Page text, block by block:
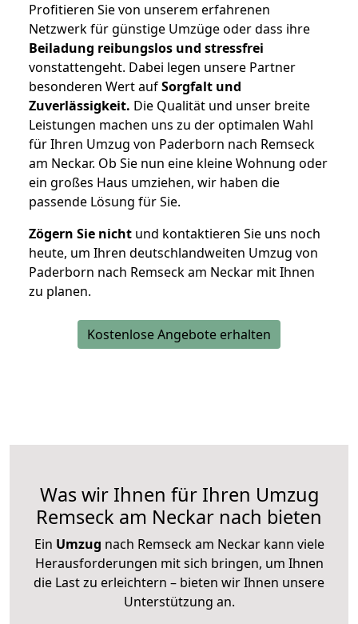
Profitieren Sie von unserem erfahrenen
Netzwerk für günstige Umzüge oder dass ihre
Beiladung reibungslos und stressfrei
vonstattengeht. Dabei legen unsere Partner
besonderen Wert aufSorgfalt und
Zuverlässigkeit. Die Qualität und unser breite
Leistungen machen uns zu der optimalen Wahl
für Ihren Umzug von Paderborn nach Remseck
am Neckar. Ob Sie nun eine kleine Wohnung oder
ein großes Haus umziehen, wir haben die
passende Lösung für Sie.
Zögern Sie nicht und kontaktieren Sie uns noch
heute, um Ihren deutschlandweiten Umzug von
Paderborn nach Remseck am Neckar mit Ihnen
zu planen.
Kostenlose Angebote erhalten
Was wir Ihnen für Ihren Umzug
Remseck am Neckar nach bieten
Ein Umzug nach Remseck am Neckar kann viele
Herausforderungen mit sich bringen, um Ihnen
die Last zu erleichtern – bieten wir Ihnen unsere
Unterstützung an.